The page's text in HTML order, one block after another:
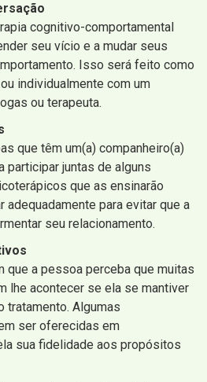
cognitivo-comportamental
seu vício e a mudar seus
Isso será feito como
individualmente com um
ou terapeuta.
que têm um(a) companheiro(a)
participar juntas de alguns
que as ensinarão
adequadamente para evitar que a
seu relacionamento.
que a pessoa perceba que muitas
lhe acontecer se ela se mantiver
tratamento. Algumas
ser oferecidas em
sua fidelidade aos propósitos